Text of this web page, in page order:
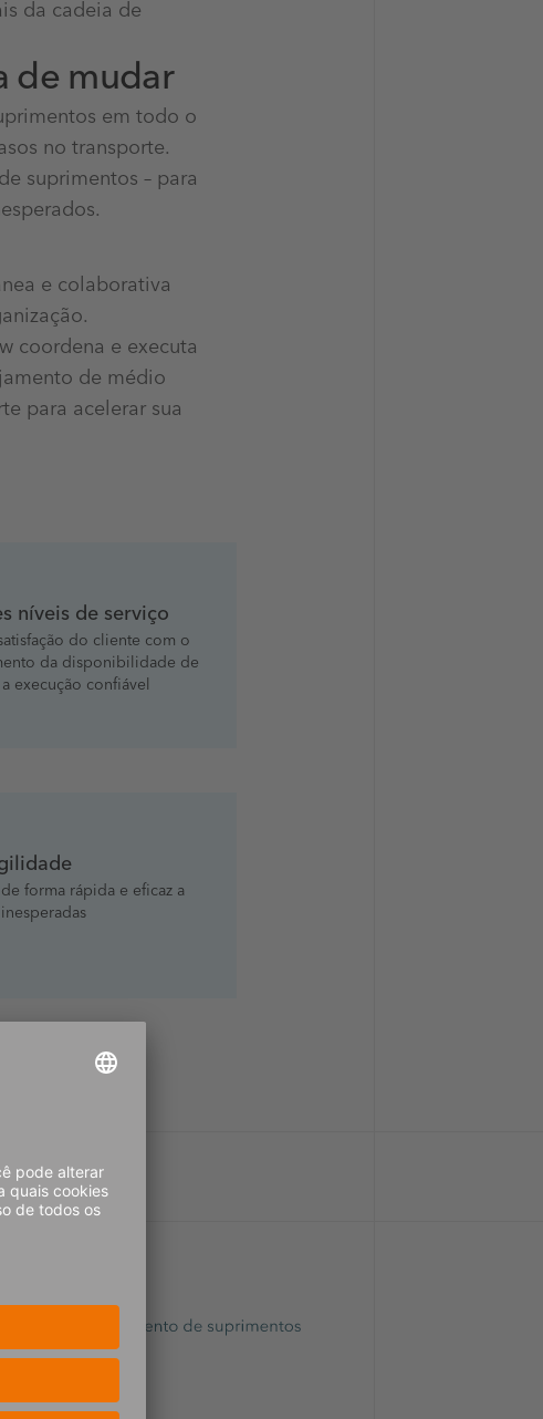
da cadeia de
de mudar
em todo o
no transporte.
suprimentos – para
e colaborativa
coordena e executa
de médio
para acelerar sua
níveis de serviço
do cliente com o
da disponibilidade de
execução confiável
forma rápida e eficaz a